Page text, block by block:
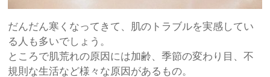
だんだん寒くなってきて、肌のトラブルを実感してい
る人も多いでしょう。
ところで肌荒れの原因には加齢、季節の変わり目、不
規則な生活など様々な原因があるもの。